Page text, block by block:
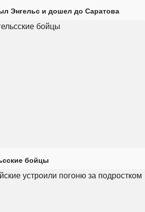
Энгельс и дошел до Саратова
бойцы